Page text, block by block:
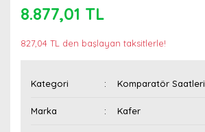
8.877,01 TL
827,04 TL den başlayan taksitlerle!
Kategori Komparatör Saatleri
Marka Kafer